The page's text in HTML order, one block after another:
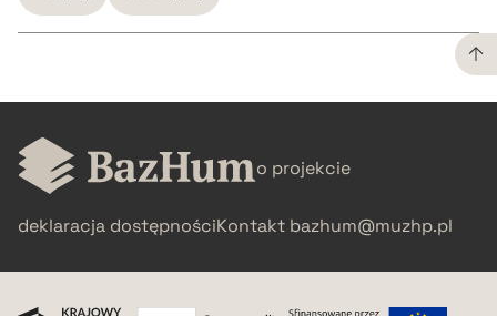
CZYSTY TEKST
pobierz cytat
BIBTEX
o projekcie
deklaracja dostępnościKontakt bazhum@muzhp.pl